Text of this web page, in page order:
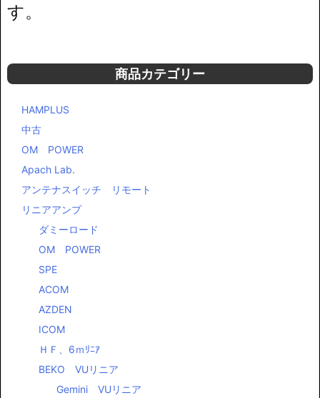
す。
商品カテゴリー
HAMPLUS
中古
OM POWER
Apach Lab.
アンテナスイッチ リモート
リニアアンプ
ダミーロード
OM POWER
SPE
ACOM
AZDEN
ICOM
ＨＦ、6ｍﾘﾆｱ
BEKO VUリニア
Gemini VUリニア